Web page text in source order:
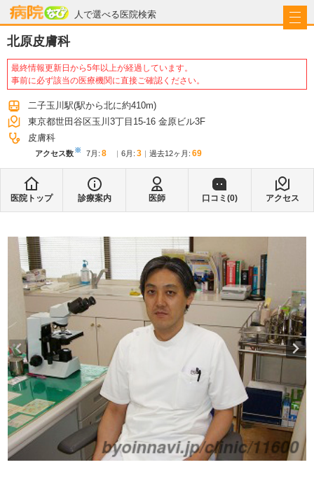
人で選べる医院検索
病院なび
北原皮膚科
最終情報更新日から5年以上が経過しています。
事前に必ず該当の医療機関に直接ご確認ください。
二子玉川駅(駅から北に約410m)
東京都世田谷区玉川3丁目15-16 金原ビル3F
皮膚科
アクセス数※ 7月 : 8 6月 : 3 過去12ヶ月: 69
医院トップ 診療案内 医師 口コミ(0) アクセス